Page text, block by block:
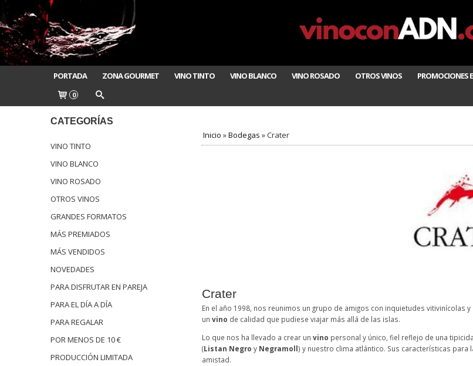
PORTADA ZONA GOURMET VINO TINTO VINO BLANCO VINO ROSADO OTROS VINOS PROMOCIONES
0
CATEGORÍAS
VINO TINTO
VINO BLANCO
VINO ROSADO
OTROS VINOS
GRANDES FORMATOS
MÁS PREMIADOS
MÁS VENDIDOS
NOVEDADES
PARA DISFRUTAR EN PAREJA
PARA EL DÍA A DÍA
PARA REGALAR
POR MENOS DE 10 €
PRODUCCIÓN LIMITADA
Inicio »Bodegas »Crater
Crater
En el año 1998, nos reunimos un grupo de amigos con inquietudes
un vino de calidad que pudiese viajar más allá de las islas.
Lo que nos ha llevado a crear un vino personal y único, fiel reflejo de una
(Listan Negro y Negramoll) y nuestro clima atlántico. Sus características
amistad.